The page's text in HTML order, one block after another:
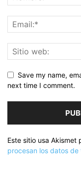
Save my name,
next time I comment.
Este sitio usa Akismet
procesan los datos de